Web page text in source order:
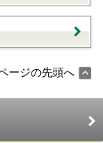
ージの先頭へ